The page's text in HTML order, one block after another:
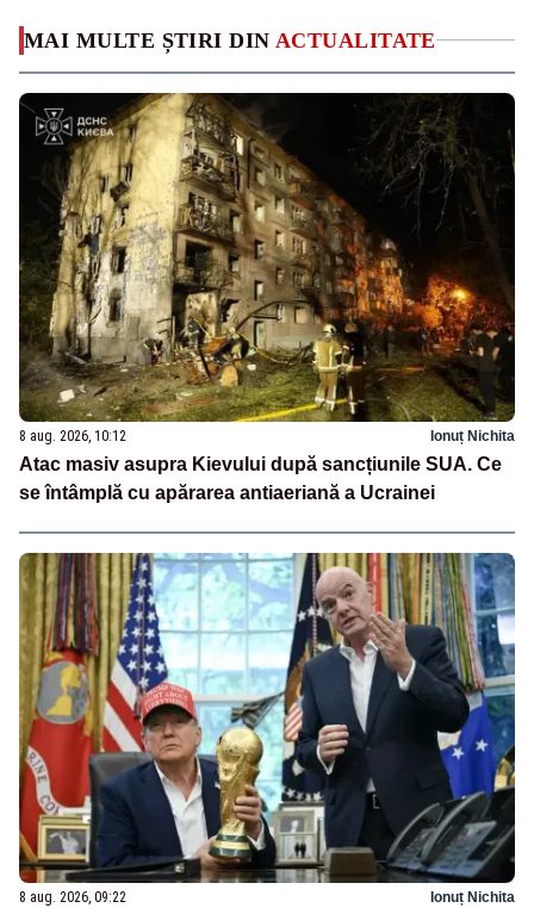
MAI MULTE ȘTIRI DIN ACTUALITATE
8 aug. 2026, 10:12 Ionuț Nichita
Atac masiv asupra Kievului după sancțiunile SUA. Ce
se întâmplă cu apărarea antiaeriană a Ucrainei
8 aug. 2026, 09:22 Ionuț Nichita